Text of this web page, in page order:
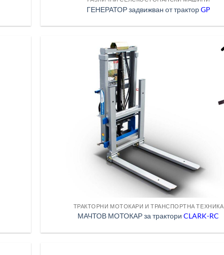
ГЕНЕРАТОР задвижван от тракторGP
ТРАКТОРНИ МОТОКАРИ И ТРАНСПОРТНА ТЕХНИКА
МАЧТОВ МОТОКАР за тракториCLARK-RC